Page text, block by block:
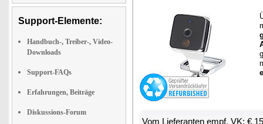
Support-Elemente:
Handbuch-, Treiber-, Video-
Downloads
Support-FAQs
Erfahrungen, Beiträge
Diskussions-Forum
Vom Lie­fe­ran­ten empf. VK: €